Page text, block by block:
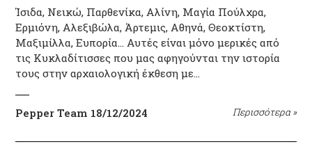
Ίσιδα, Νεικώ, Παρθενίκα, Αλίνη, Μαγία Πούλχρα,
Ερμιόνη, Αλεξιβώλα, Άρτεμις, Αθηνά, Θεοκτίστη,
Μαξιμίλλα, Ευπορία... Αυτές είναι μόνο μερικές από
τις Κυκλαδίτισσες που μας αφηγούνται την ιστορία
τους στην αρχαιολογική έκθεση με…
Pepper Team 18/12/2024 Περισσότερα »